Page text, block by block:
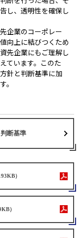
し、透明性を確保し
企業のコーポレー
向上に結びつくため
先企業にもご理解し
ています。このた
針と判断基準に加
。
断基準
）
）